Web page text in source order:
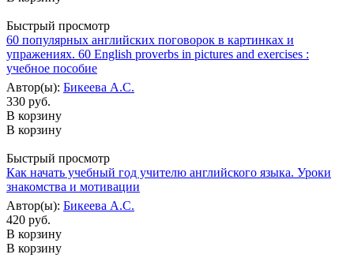
Быстрый просмотр
60 популярных английских поговорок в картинках и
упражениях. 60 English proverbs in pictures and exercises :
учебное пособие
Автор(ы): Бикеева А.С.
330 руб.
В корзину
В корзину
Быстрый просмотр
Как начать учебный год учителю английского языка. Уроки
знакомства и мотивации
Автор(ы): Бикеева А.С.
420 руб.
В корзину
В корзину